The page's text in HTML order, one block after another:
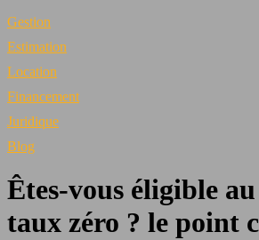
Gestion
Estimation
Location
Financement
Juridique
Blog
Êtes-vous éligible
taux zéro ? le point